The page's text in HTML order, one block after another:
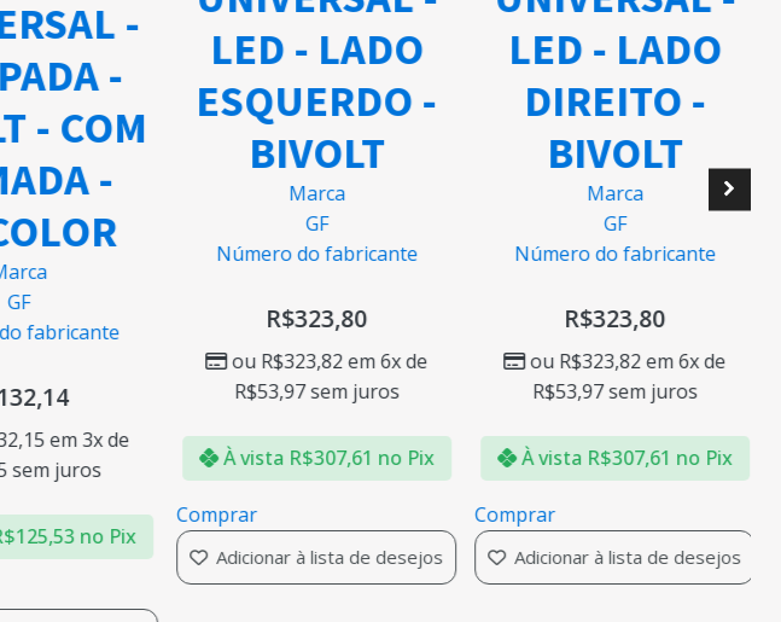
-
-
- COM
-
GF
fabricante
em 3x de
sem juros
125,53no Pix
LED - LADO
ESQUERDO -
BIVOLT
Marca
GF
Número do fabricante
R$323,80
ou R$323,82em 6x de
R$53,97sem juros
À vistaR$307,61 no Pix
Comprar
Adicionar à lista de desejos
LED - LADO
DIREITO -
BIVOLT
Marca
GF
Número do fabricante
R$323,80
ou R$323,82em 6x de
R$53,97sem juros
À vista R$307,61 no Pix
Comprar
Adicionar à lista de desejos